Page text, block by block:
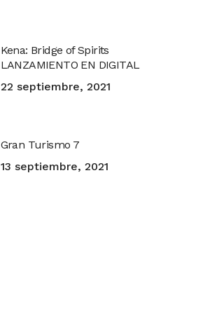
Kena: Bridge of Spirits
LANZAMIENTO EN DIGITAL
22 septiembre, 2021
Gran Turismo 7
13 septiembre, 2021